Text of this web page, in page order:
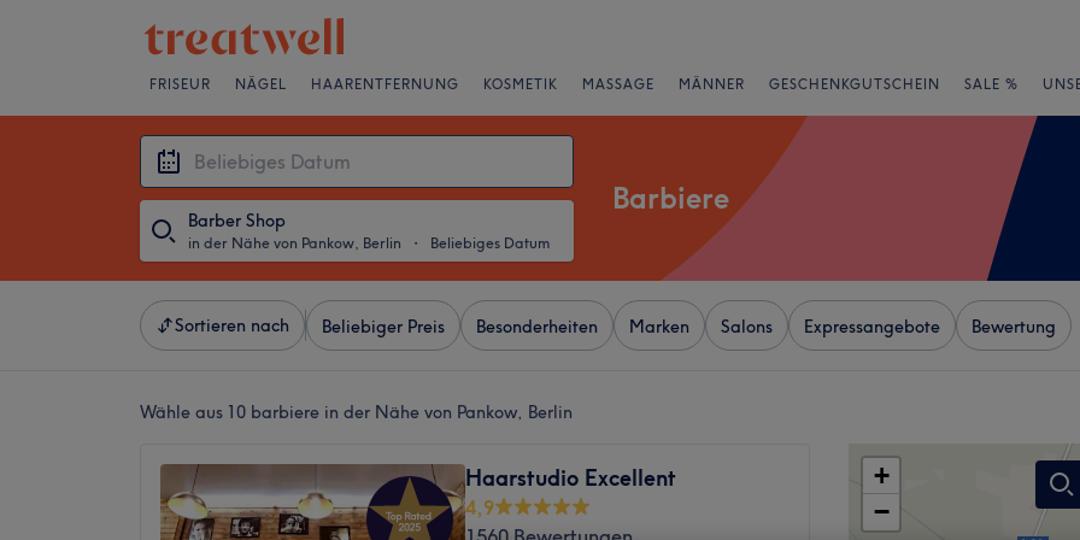
FRISEUR NÄGEL HAARENTFERNUNG KOSMETIK MASSAGE MÄNNER GESCHENKGUTSCHEIN SALE %
Barber Shop
in der Nähe von Pankow, Berlin ・ Beliebiges Datum
Barbiere
Sortieren nach Beliebiger Preis Besonderheiten Marken Salons Expressangebote Bewertung
Wähle aus 10 barbiere in der Nähe von Pankow, Berlin
Haarstudio Excellent
4,9
+
−